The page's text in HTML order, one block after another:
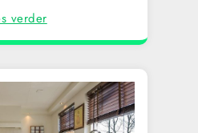
verder